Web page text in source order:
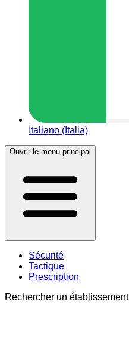
Italiano (Italia)
Ouvrir le menu principal
Sécurité
Tactique
Prescription
Rechercher un établissement